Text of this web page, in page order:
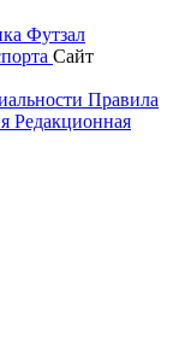
Футзал
Сайт
Правила
Редакционная